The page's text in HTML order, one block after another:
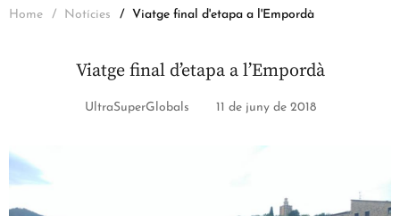
Home Notícies Viatge final d'etapa a l'Empordà
Viatge final d’etapa a l’Empordà
UltraSuperGlobals 11 de juny de 2018